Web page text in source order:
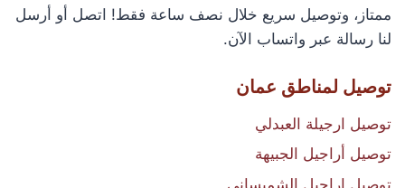
ممتاز، وتوصيل سريع خلال نصف ساعة فقط! اتصل أو أرسل
لنا رسالة عبر واتساب الآن.
توصيل لمناطق عمان
توصيل ارجيلة العبدلي
توصيل أراجيل الجبيهة